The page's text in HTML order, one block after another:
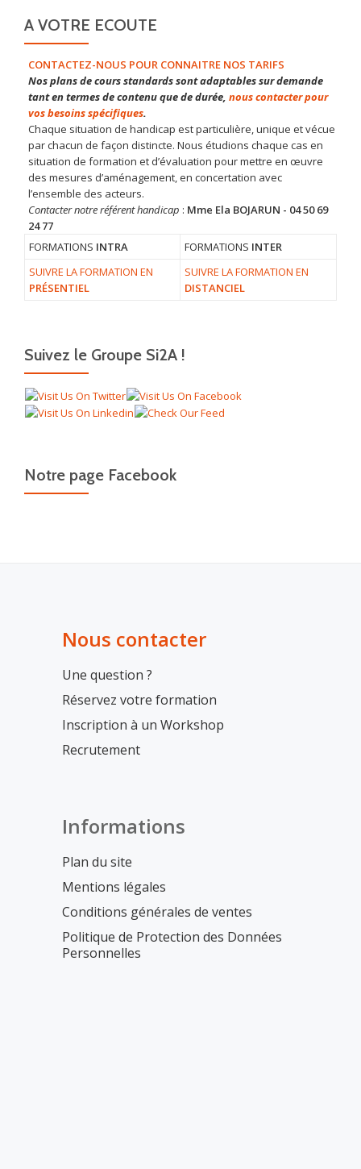
A VOTRE ECOUTE
CONTACTEZ-NOUS POUR CONNAITRE NOS TARIFS
Nos plans de cours standards sont adaptables sur demande
tant en termes de contenu que de durée, nous contacter pour
vos besoins spécifiques.
Chaque situation de handicap est particulière, unique et vécue
par chacun de façon distincte. Nous étudions chaque cas en
situation de formation et d’évaluation pour mettre en œuvre
des mesures d’aménagement, en concertation avec
l’ensemble des acteurs.
Contacter notre référent handicap : Mme Ela BOJARUN - 04 50 69
24 77
FORMATIONS INTRA FORMATIONS INTER
SUIVRE LA FORMATION EN
PRÉSENTIEL
SUIVRE LA FORMATION EN
DISTANCIEL
Suivez le Groupe Si2A !
Notre page Facebook
Nous contacter
Une question ?
Réservez votre formation
Inscription à un Workshop
Recrutement
Informations
Plan du site
Mentions légales
Conditions générales de ventes
Politique de Protection des Données
Personnelles